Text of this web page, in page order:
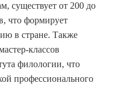
существует от 200 до
что формирует
в стране. Также
классов
филологии, что
профессионального